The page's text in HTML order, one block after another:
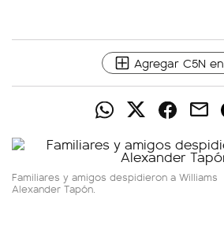
Agregar C5N en
Familiares y amigos despidieron a Williams
Alexander Tapón.